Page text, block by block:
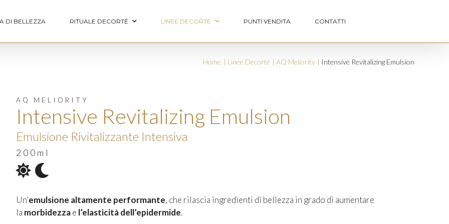
DI BELLEZZA RITUALE DECORTÉ LINEE DECORTÉ PUNTI VENDITA CONTATTI
Home Linee Decorté AQ Meliority Intensive Revitalizing Emulsion
AQ MELIORITY
Intensive Revitalizing Emulsion
Emulsione Rivitalizzante Intensiva
200ml
Un’emulsione altamente performante, che rilascia ingredienti di bellezza in grado di aumentare
la morbidezzae l’elasticitàdell’epidermide.